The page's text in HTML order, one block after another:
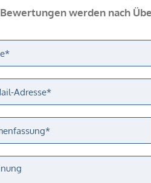
Bewertungen werden nach